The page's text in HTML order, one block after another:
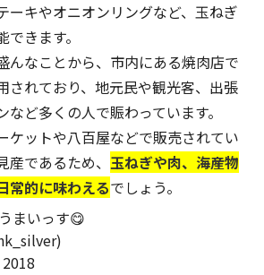
ーキやオニオンリングなど、玉ねぎ
きます。
んなことから、市内にある焼肉店で
されており、地元民や観光客、出張
など多くの人で賑わっています。
ケットや八百屋などで販売されてい
であるため、 玉ねぎや肉、海産物
常的に味わえるでしょう。
まいっす😋